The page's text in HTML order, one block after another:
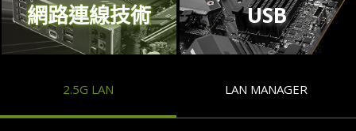
網路連線技術 USB
2.5G LAN LAN MANAGER